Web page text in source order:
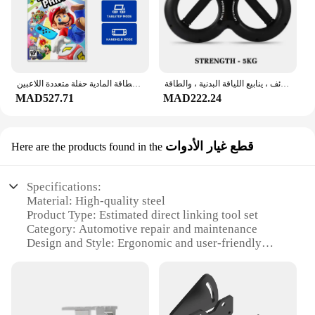
نينتندو سويتش - سوبر ماريو بارتي - إصدار ستاندر - ألعاب خرطوشة البطاقة المادية حفلة متعددة اللاعبين
MAD527.71
مدرب قوة اليد لتمارين المعصم والذراع ، قوة قوة الساعد متعددة الوظائف ، ينابيع اللياقة البدنية ، والطاقة
MAD222.24
Here are the products found in the قطع غيار الأدوات
Specifications:
Material: High-quality steel
Product Type: Estimated direct linking tool set
Category: Automotive repair and maintenance
Design and Style: Ergonomic and user-friendly
Performance and Property: Durable and reliable
Parts and Accessories: Comes with essential tools